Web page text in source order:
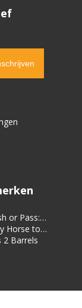
or Pass:
Horse to
2 Barrels